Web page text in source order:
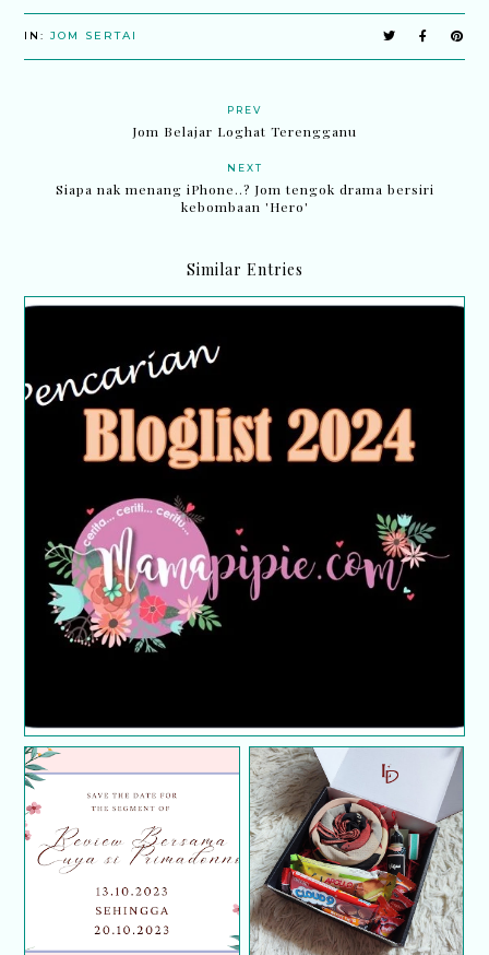
IN:JOM SERTAI
PREV
Jom Belajar Loghat Terengganu
NEXT
Siapa nak menang iPhone..? Jom tengok drama bersiri
kebombaan 'Hero'
Similar Entries
Pencarian Bloglist 2024 Mamapipie.com
Segmen Review
Bersama Cuya Si
GIVEAWAY GIFT BOX
TUDUNG LADYDINI
EXCLUSIVE BY
SYAFIQA HATTA (First
Giveaway)